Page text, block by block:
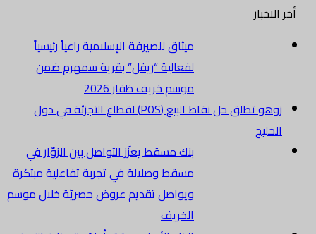
أخر الاخبار
ميثاق للصيرفة الإسلامية راعياً رئيسياً
لفعالية “ريفل” بقرية سمهرم ضمن
موسم خريف ظفار 2026
زوهو تطلق حل نقاط البيع (POS) لقطاع التجزئة في دول
الخليج
بنك مسقط يعزّز التواصل بين الزوّار في
مسقط وصلالة في تجربة تفاعلية مبتكرة
ويواصل تقديم عروض حصريّة خلال موسم
الخريف